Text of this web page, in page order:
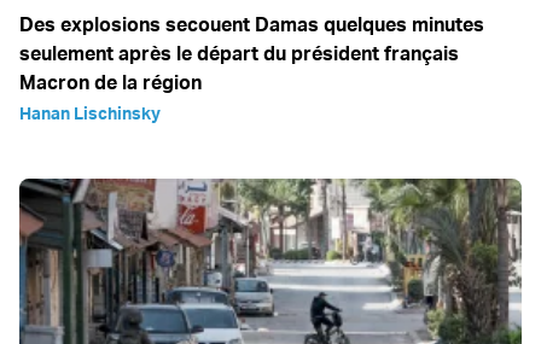
Des explosions secouent Damas quelques minutes
seulement après le départ du président français
Macron de la région
Hanan Lischinsky